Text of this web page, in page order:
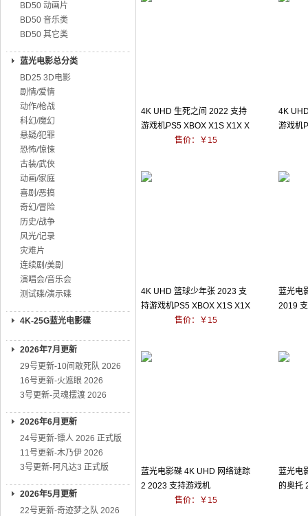
BD50 动画片
BD50 音乐类
BD50 其它类
蓝光电影总分类
BD25 3D电影
剧情/爱情
动作/枪战
科幻/魔幻
悬疑/犯罪
恐怖/惊悚
古装/武侠
动画/家庭
喜剧/恶搞
奇幻/冒险
历史/战争
风光/记录
灾难片
连续剧/美剧
演唱会/音乐会
测试碟/演示碟
4K-25G蓝光电影碟
2026年7月更新
29号更新-10间敢死队 2026
16号更新-火遮眼 2026
3号更新-灵魂摆渡 2026
2026年6月更新
24号更新-镖人 2026 正式版
11号更新-木乃伊 2026
3号更新-阿凡达3 正式版
2026年5月更新
22号更新-奇迹梦之队 2026
4K UHD 生死之间 2022 支持
游戏机PS5 XBOX X1S X1X X
售价：￥15
4K
游戏机
4K UHD 篮球少年张 2023 支
持游戏机PS5 XBOX X1S X1X
售价：￥15
蓝光电
2019
蓝光电影碟 4K UHD 网络谜踪
2 2023 支持游戏机
售价：￥15
蓝光电
的奥托